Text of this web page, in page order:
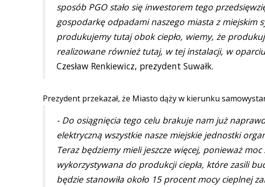
sposób PGO stało się inwestorem tego
gospodarkę odpadami naszego miasta z miejskim
produkujemy tutaj obok ciepło, wiemy, że
realizowane również tutaj, w tej instalacji, w
Czesław Renkiewicz, prezydent Suwałk.
Prezydent przekazał, że Miasto dąży w kierunku
- Do osiągnięcia tego celu brakuje nam już
elektryczną wszystkie nasze miejskie jednostki
Teraz będziemy mieli jeszcze więcej, ponieważ
wykorzystywana do produkcji ciepła, które zasili
będzie stanowiła około 15 procent mocy cieplnej